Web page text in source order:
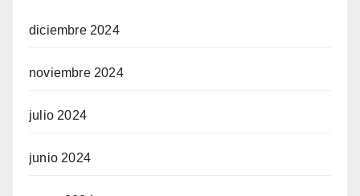
diciembre 2024
noviembre 2024
julio 2024
junio 2024